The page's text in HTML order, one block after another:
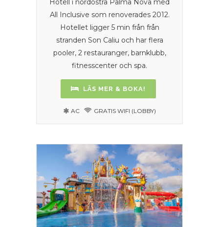
Hotell i nordöstra Palma Nova med
All Inclusive som renoverades 2012.
Hotellet ligger 5 min från från
stranden Son Caliu och har flera
pooler, 2 restauranger, barnklubb,
fitnesscenter och spa.
LÄS MER & BOKA!
AC GRATIS WIFI (LOBBY)